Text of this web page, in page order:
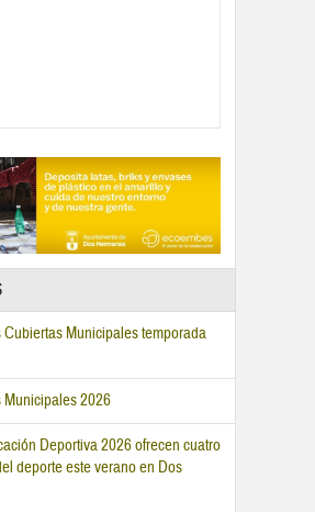
Municipales temporada
2026
Deportiva 2026 ofrecen cuatro
deporte este verano en Dos